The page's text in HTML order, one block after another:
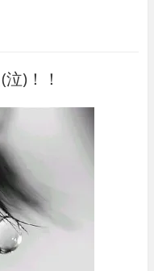
)！！